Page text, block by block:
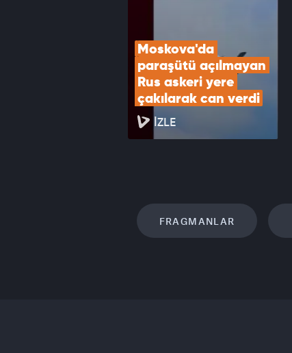
Moskova'da
paraşütü açılmayan
Rus askeri yere
çakılarak can verdi
İZLE
FRAGMANLAR